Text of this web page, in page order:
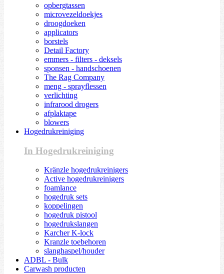
opbergtassen
microvezeldoekjes
droogdoeken
applicators
borstels
Detail Factory
emmers - filters - deksels
sponsen - handschoenen
The Rag Company
meng - sprayflessen
verlichting
infrarood drogers
afplaktape
blowers
Hogedrukreiniging
In Hogedrukreiniging
Kränzle hogedrukreinigers
Active hogedrukreinigers
foamlance
hogedruk sets
koppelingen
hogedruk pistool
hogedrukslangen
Karcher K-lock
Kranzle toebehoren
slanghaspel/houder
ADBL - Bulk
Carwash producten